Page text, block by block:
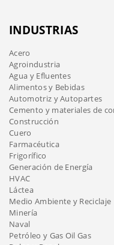
INDUSTRIAS
Acero
Agroindustria
Agua y Efluentes
Alimentos y Bebidas
Automotriz y Autopartes
Cemento y materiales de
Construcción
Cuero
Farmacéutica
Frigorífico
Generación de Energía
HVAC
Láctea
Medio Ambiente y Reciclaje
Minería
Naval
Petróleo y Gas Oil Gas